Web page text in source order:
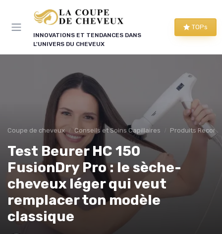
INNOVATIONS ET TENDANCES DANS
L'UNIVERS DU CHEVEUX
TOPs
Coupe de cheveux Conseils et Soins Capillaires Produits
Test Beurer HC 150
FusionDry Pro : le sèche-
cheveux léger qui veut
remplacer ton modèle
classique